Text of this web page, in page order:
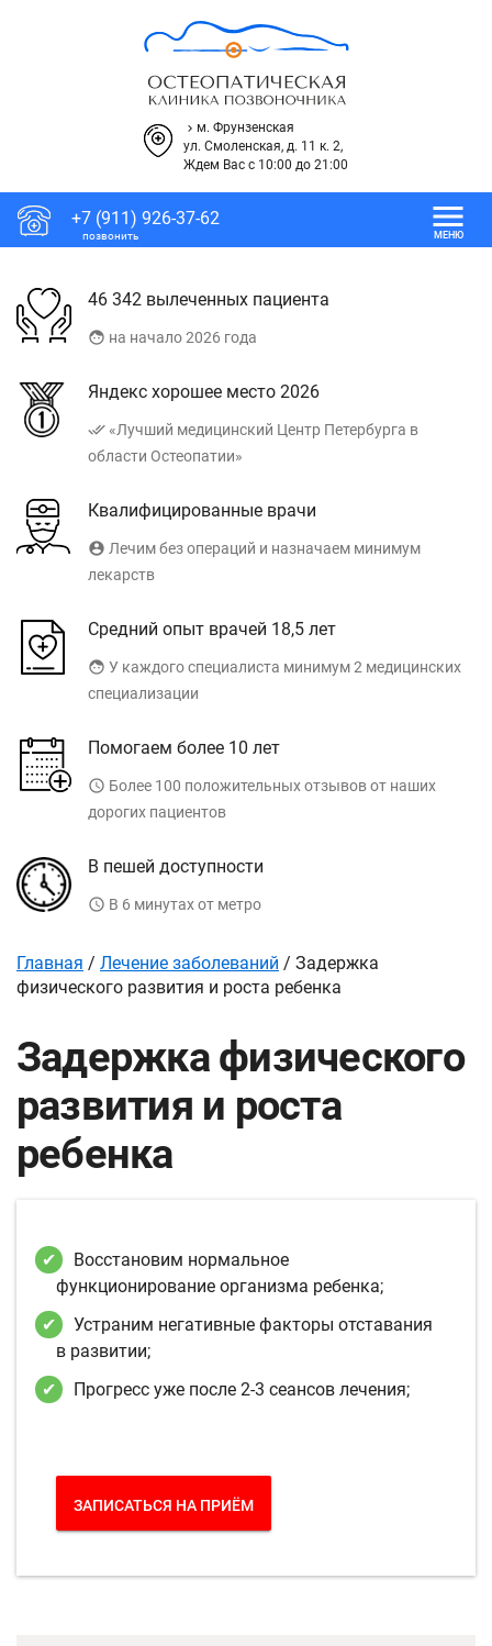
keyboard_arrow_right м. Фрунзенская
ул. Смоленская, д. 11 к. 2,
Ждем Вас с 10:00 до 21:00
+7 (911) 926-37-62
позвонить
menu
МЕНЮ
46 342 вылеченных пациента
face на начало 2026 года
Яндекс хорошее место 2026
done_all «Лучший медицинский Центр Петербурга в
области Остеопатии»
Квалифицированные врачи
account_circle Лечим без операций и назначаем минимум
лекарств
Средний опыт врачей 18,5 лет
face У каждого специалиста минимум 2 медицинских
специализации
Помогаем более 10 лет
access_time Более 100 положительных отзывов от наших
дорогих пациентов
В пешей доступности
access_time В 6 минутах от метро
Главная / Лечение заболеваний / Задержка
физического развития и роста ребенка
Задержка физического
развития и роста
ребенка
Восстановим нормальное
функционирование организма ребенка;
Устраним негативные факторы отставания
в развитии;
Прогресс уже после 2-3 сеансов лечения;
ЗАПИСАТЬСЯ НА ПРИЁМ